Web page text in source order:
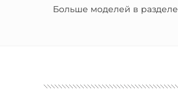
Больше моделей в разделе